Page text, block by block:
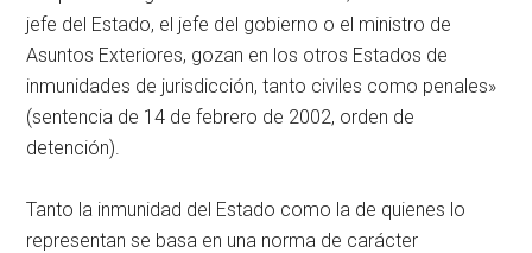
jefe del Estado, el jefe del gobierno o el ministro de
Asuntos Exteriores, gozan en los otros Estados de
inmunidades de jurisdicción, tanto civiles como penales»
(sentencia de 14 de febrero de 2002, orden de
detención).
Tanto la inmunidad del Estado como la de quienes lo
representan se basa en una norma de carácter